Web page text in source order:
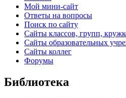
Мой мини-сайт
Ответы на вопросы
Поиск по сайту
Сайты классов, групп,
Сайты образовательных
Сайты коллег
Форумы
Библиотека